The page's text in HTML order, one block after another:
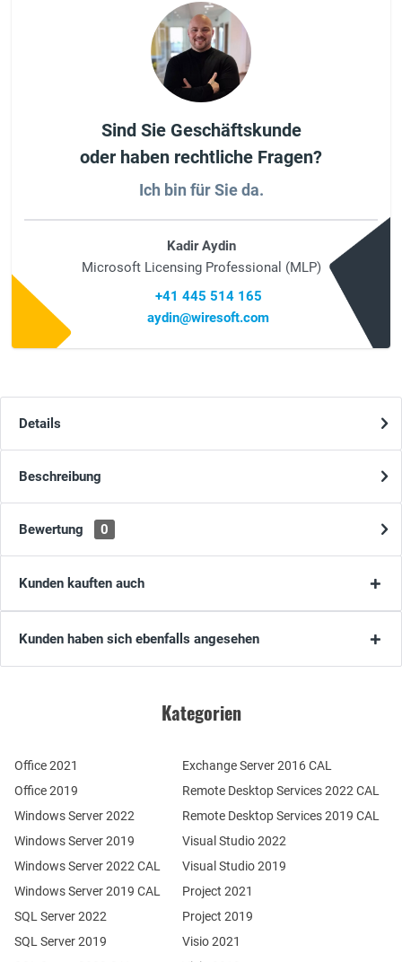
Sind Sie Geschäftskunde
oder haben rechtliche Fragen?
Ich bin für Sie da.
Kadir Aydin
Microsoft Licensing Professional (MLP)
+41 445 514 165
aydin@wiresoft.com
Details
Beschreibung
Bewertung 0
Kunden kauften auch
Kunden haben sich ebenfalls angesehen
Kategorien
Office 2021
Office 2019
Windows Server 2022
Windows Server 2019
SQL Server 2022
SQL Server 2019
Windows Server 2022 CAL
Windows Server 2019 CAL
Remote Desktop Services 2022 CAL
Remote Desktop Services 2019 CAL
Exchange Server 2016 CAL
Visual Studio 2022
Visual Studio 2019
Project 2021
Project 2019
Visio 2021